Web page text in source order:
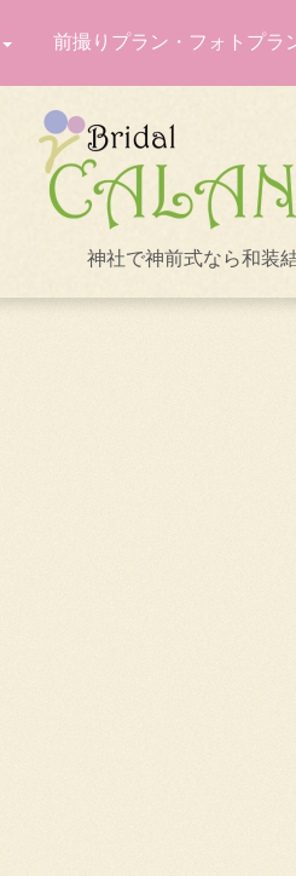
前撮りプラン・フォトプラ
神社で神前式なら和装